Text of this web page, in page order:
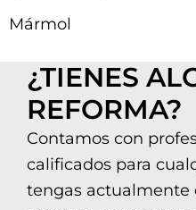
Mármol
¿TIENES
REFORMA?
Contamos con
calificados para
tengas actualmente